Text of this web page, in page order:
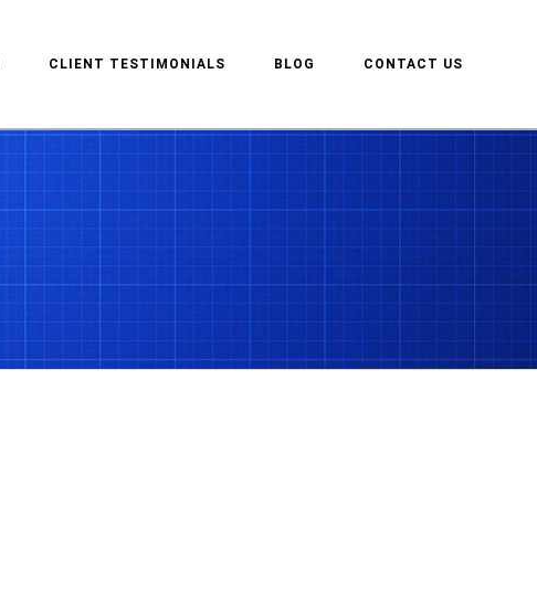
CLIENT TESTIMONIALS BLOG CONTACT US